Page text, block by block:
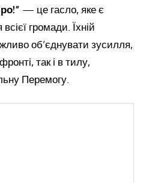
— це гасло, яке є
громади. Їхній
об’єднувати зусилля,
так і в тилу,
Перемогу.